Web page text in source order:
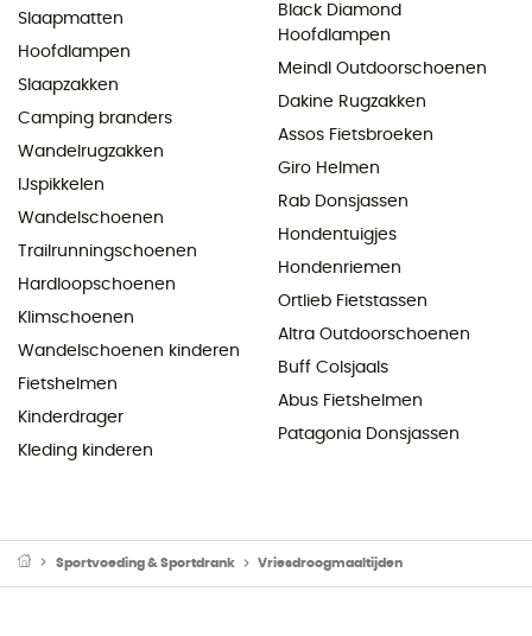
Slaapmatten
Hoofdlampen
Slaapzakken
Camping branders
Wandelrugzakken
IJspikkelen
Wandelschoenen
Trailrunningschoenen
Hardloopschoenen
Klimschoenen
Wandelschoenen kinderen
Fietshelmen
Kinderdrager
Kleding kinderen
Black Diamond
Hoofdlampen
Meindl Outdoorschoenen
Dakine Rugzakken
Assos Fietsbroeken
Giro Helmen
Rab Donsjassen
Hondentuigjes
Hondenriemen
Ortlieb Fietstassen
Altra Outdoorschoenen
Buff Colsjaals
Abus Fietshelmen
Patagonia Donsjassen
Sportvoeding & Sportdrank Vriesdroogmaaltijden